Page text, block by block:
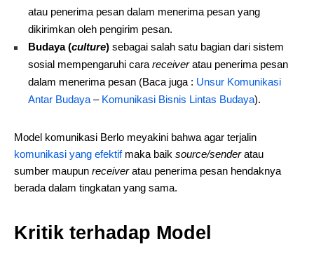
atau penerima pesan dalam menerima pesan yang
dikirimkan oleh pengirim pesan.
Budaya (culture) sebagai salah satu bagian dari sistem
sosial mempengaruhi cara receiveratau penerima pesan
dalam menerima pesan (Baca juga : Unsur Komunikasi
Antar Budaya – Komunikasi Bisnis Lintas Budaya).
Model komunikasi Berlo meyakini bahwa agar terjalin
komunikasi yang efektifmaka baik source/senderatau
sumber maupun receiveratau penerima pesan hendaknya
berada dalam tingkatan yang sama.
Kritik terhadap Model